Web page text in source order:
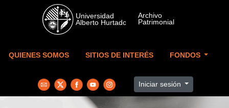
Skip to main content
QUIENES SOMOS SITIOS DE INTERÉS FONDOS
Iniciar sesión